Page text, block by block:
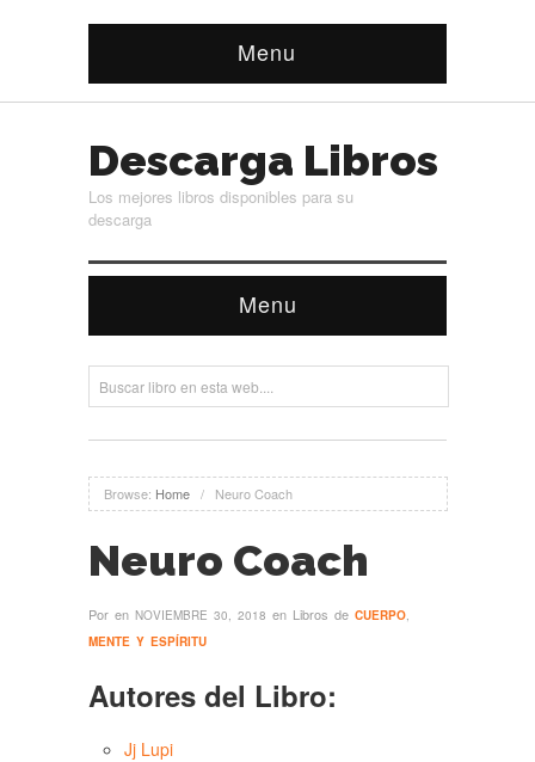
Menu
Descarga Libros
Los mejores libros disponibles para su
descarga
Menu
Browse: Home / Neuro Coach
Neuro Coach
Por en NOVIEMBRE 30, 2018 en Libros de CUERPO,
MENTE Y ESPÍRITU
Autores del Libro:
Jj Lupi